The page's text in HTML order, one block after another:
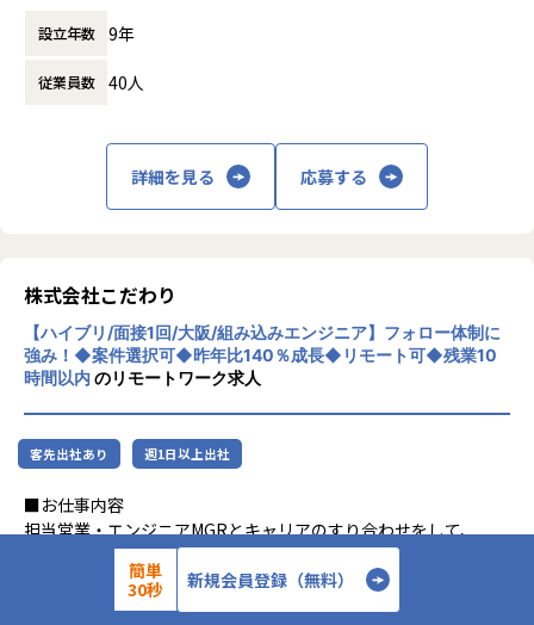
移行
あなたのキャリアの希望に沿って案件を決定します。
「要件定義などの上流工程に挑戦したい」
「AWS、Azureなどのクラウド案件に携わりたい」など…
■フォロー体制・働き方
・アサイン前に、やりたいこと・やりたくないことを面談で
確認
・配属後は月1回の面談に加え、チャットでの相談が可能
・一人での参画の場合も、社内のメンターがフォロー
・平均残業時間：月10.5時間（全社平均）
■社員の声
＜入社1年目 エンジニア＞
前職では給与が低く、安定した生活をしたいと思い転職しま
運用保守 → 構築 → 設計 → クラウド
件を決定します。
「構築に行きたい」「クラウドに挑戦したい」などの希望を
前提にアサインを行います。
＜主な開発案件事例＞
使用スキル：DjangoFW・Python
担当工程：調査・要件定義・基本設計・詳細設計・構築・製
造・テスト・リリース
担当者：30代後半・男性・入社4年目
-- 大手生命保険会社 資産運用システム --
使用スキル：Java
担当工程：基本設計・詳細設計・製造・テスト・リリース
担当者：30代前半・女性・入社2年目
-- 大手コンサル会社 社内システム運用 --
使用スキル：VBA・Windows
休憩時間： 60分
客様をリードする」のではなく、「お客様と
長を通じてビジネス変革を実現することを目
主な事業は、プロジェクトマネジメント、ソ
フトウェア開発、インフラソリューション開
発です。官公庁向けのMicrosoft 365移行（1
大規模案件の実績があります。近年は生成AI
関連プロジェクトにも注力しています。
リモートワーク率90％、有給取得率80％以
上、育休取得率100％と、働きやすい環境づ
くりにも力を入れています。住宅手当や資格
取得支援、技術書購入補助など福利厚生も充
実しています。
起される共創カンパニー」を目指し、技術力
とコミュニケーション力を兼ね備えたプロフ
ェッショナル人材の育成を推進している企業
です。
設立年数 9年
従業員数 40人
詳細を見る 応募する
株式会社こだわり
【ハイブリ/面接1回/大阪/組み込みエンジニア】フォロー体制に
強み！◆案件選択可◆昨年比140％成長◆リモート可◆残業10
時間以内のリモートワーク求人
客先出社あり 週1日以上出社
■お仕事内容
担当営業・エンジニアMGRとキャリアのすり合わせをして、
参画PJを決めます。
できる/できない、「やりたいこと」を踏まえてPJをご紹介し
400 〜 700 万円／年
簡単
30秒
新規会員登録（無料）